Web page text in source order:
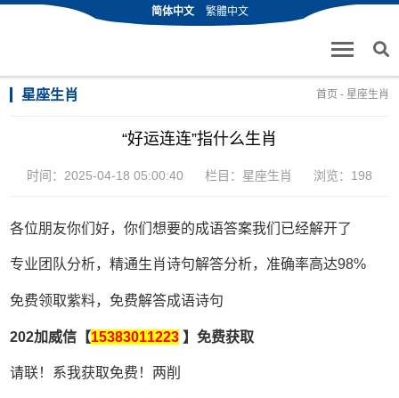
简体中文 繁體中文
星座生肖 首页 - 星座生肖
“好运连连”指什么生肖
时间：2025-04-18 05:00:40 栏目： 星座生肖 浏览：198
各位朋友你们好，你们想要的成语答案我们已经解开了
专业团队分析，精通生肖诗句解答分析，准确率高达98%
免费领取紫料，免费解答成语诗句
202加威信【15383011223 】免费获取
请联！系我获取免费！两削